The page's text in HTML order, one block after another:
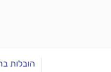
הובלות